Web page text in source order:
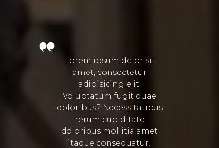
Lorem ipsum dolor sit
amet, consectetur
adipisicing elit.
Voluptatum fugit quae
doloribus? Necessitatibus
rerum cupiditate
doloribus mollitia amet
itaque consequatur!